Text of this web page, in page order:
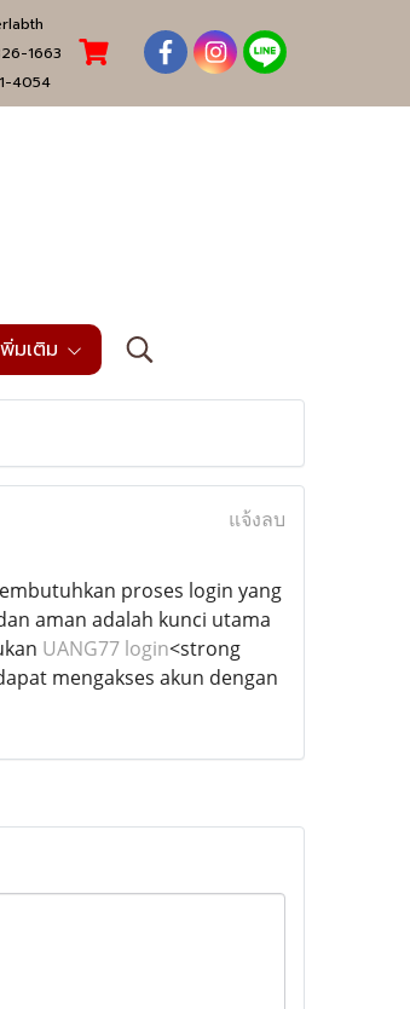
1663
4054
พิ่มเติม
แจ้งลบ
proses login yang
aman adalah kunci utama
UANG77 login<strong
mengakses akun dengan